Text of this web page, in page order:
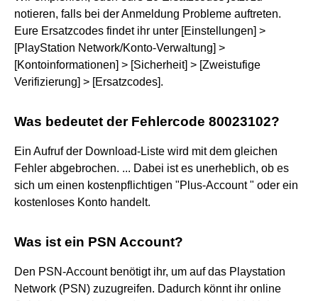
notieren, falls bei der Anmeldung Probleme auftreten.
Eure Ersatzcodes findet ihr unter [Einstellungen] >
[PlayStation Network/Konto-Verwaltung] >
[Kontoinformationen] > [Sicherheit] > [Zweistufige
Verifizierung] > [Ersatzcodes].
Was bedeutet der Fehlercode 80023102?
Ein Aufruf der Download-Liste wird mit dem gleichen
Fehler abgebrochen. ... Dabei ist es unerheblich, ob es
sich um einen kostenpflichtigen "Plus-Account " oder ein
kostenloses Konto handelt.
Was ist ein PSN Account?
Den PSN-Account benötigt ihr, um auf das Playstation
Network (PSN) zuzugreifen. Dadurch könnt ihr online